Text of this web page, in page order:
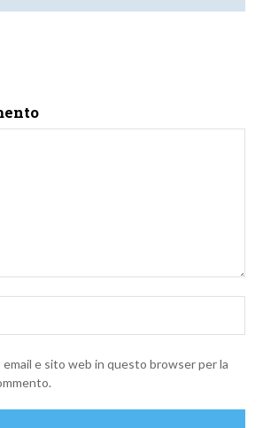
email e sito web in questo browser per la